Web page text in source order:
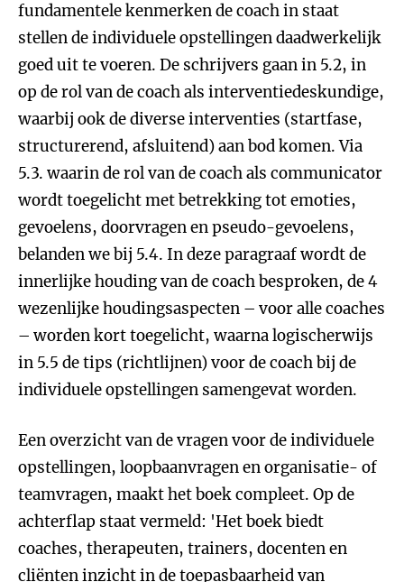
fundamentele kenmerken de coach in staat
stellen de individuele opstellingen daadwerkelijk
goed uit te voeren. De schrijvers gaan in 5.2, in
op de rol van de coach als interventiedeskundige,
waarbij ook de diverse interventies (startfase,
structurerend, afsluitend) aan bod komen. Via
5.3. waarin de rol van de coach als communicator
wordt toegelicht met betrekking tot emoties,
gevoelens, doorvragen en pseudo-gevoelens,
belanden we bij 5.4. In deze paragraaf wordt de
innerlijke houding van de coach besproken, de 4
wezenlijke houdingsaspecten – voor alle coaches
– worden kort toegelicht, waarna logischerwijs
in 5.5 de tips (richtlijnen) voor de coach bij de
individuele opstellingen samengevat worden.
Een overzicht van de vragen voor de individuele
opstellingen, loopbaanvragen en organisatie- of
teamvragen, maakt het boek compleet. Op de
achterflap staat vermeld: 'Het boek biedt
coaches, therapeuten, trainers, docenten en
cliënten inzicht in de toepasbaarheid van